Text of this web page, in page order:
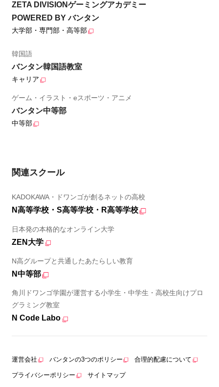
ZETA DIVISIONゲーミングアカデミー
POWERED BY バンタン
大学部・専門部・高等部
韓国語
バンタン韓国語教室
キャリア
ゲーム・イラスト・eスポーツ・アニメ
バンタン中等部
中等部
関連スクール
KADOKAWA・ドワンゴが創るネットの高校
N高等学校・S高等学校・R高等学校
日本発の本格的なオンライン大学
ZEN大学
N高グループと共通したあたらしい教育
N中等部
角川ドワンゴ学園が運営する小学生・中学生・高校生向けプロ
グラミング教室
N Code Labo
運営会社 バンタンの3つのポリシー 合理的配慮について
プライバシーポリシー サイトマップ